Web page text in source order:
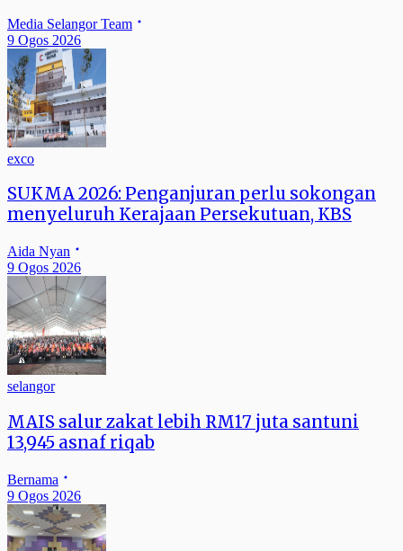
Media Selangor Team
9 Ogos 2026
exco
SUKMA 2026: Penganjuran perlu sokongan
menyeluruh Kerajaan Persekutuan, KBS
Aida Nyan
9 Ogos 2026
selangor
MAIS salur zakat lebih RM17 juta santuni
13,945 asnaf riqab
Bernama
9 Ogos 2026